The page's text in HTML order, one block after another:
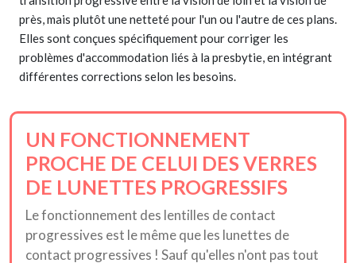
près, mais plutôt une netteté pour l'un ou l'autre de ces plans.
Elles sont conçues spécifiquement pour corriger les
problèmes d'accommodation liés à la presbytie, en intégrant
différentes corrections selon les besoins.
UN FONCTIONNEMENT
PROCHE DE CELUI DES VERRES
DE LUNETTES PROGRESSIFS
Le fonctionnement des lentilles de contact
progressives est le même que les lunettes de
contact progressives ! Sauf qu'elles n'ont pas tout